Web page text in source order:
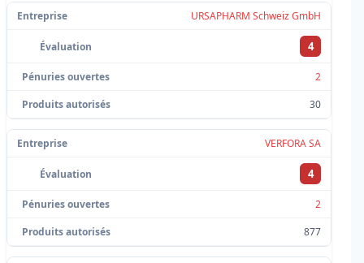
URSAPHARM Schweiz GmbH
4
2
30
VERFORA SA
4
2
877